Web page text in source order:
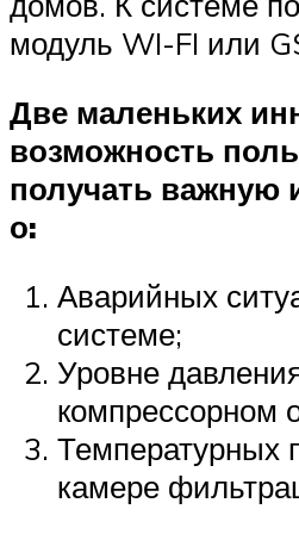
модуль WI-FI или
Две маленьких
возможность
получать
о:
Аварийных
системе;
Уровне
компрессорном
Температурных
камере